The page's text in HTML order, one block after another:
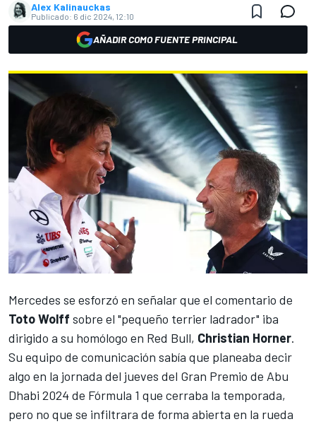
Alex Kalinauckas
Publicado: 6 dic 2024, 12:10
AÑADIR COMO FUENTE PRINCIPAL
Mercedes se esforzó en señalar que el comentario de
Toto Wolff sobre el "pequeño terrier ladrador" iba
dirigido a su homólogo en Red Bull, Christian Horner.
Su equipo de comunicación sabía que planeaba decir
algo en la jornada del jueves del Gran Premio de Abu
Dhabi 2024 de Fórmula 1 que cerraba la temporada,
pero no que se infiltrara de forma abierta en la rueda